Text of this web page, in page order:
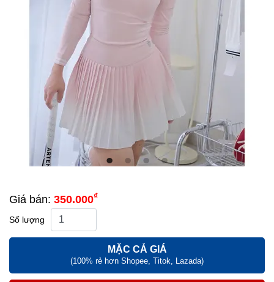
Giá bán: 350.000₫
Số lượng
MẶC CẢ GIÁ
(100% rẻ hơn Shopee, Titok, Lazada)